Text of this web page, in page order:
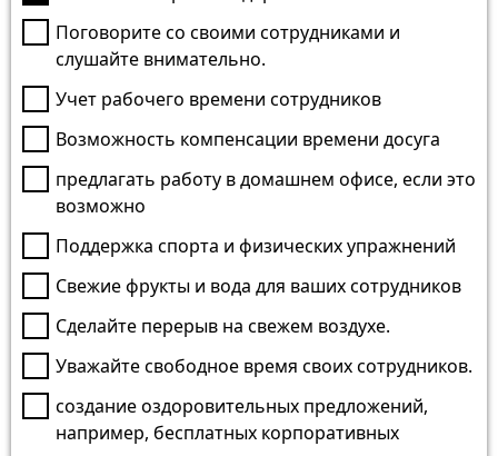
Поговорите со своими сотрудниками и
слушайте внимательно.
Учет рабочего времени сотрудников
Возможность компенсации времени досуга
предлагать работу в домашнем офисе, если это
возможно
Поддержка спорта и физических упражнений
Свежие фрукты и вода для ваших сотрудников
Сделайте перерыв на свежем воздухе.
Уважайте свободное время своих сотрудников.
создание оздоровительных предложений,
например, бесплатных корпоративных